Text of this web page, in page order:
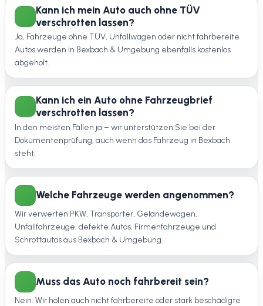
Kann ich mein Auto auch ohne TÜV
verschrotten lassen?
Ja, Fahrzeuge ohne TÜV, Unfallwagen oder nicht fahrbereite
Autos werden in Bexbach & Umgebung ebenfalls kostenlos
abgeholt.
Kann ich ein Auto ohne Fahrzeugbrief
verschrotten lassen?
In den meisten Fällen ja – wir unterstützen Sie bei der
Dokumentenprüfung, auch wenn das Fahrzeug in Bexbach
steht.
Welche Fahrzeuge werden angenommen?
Wir verwerten PKW, Transporter, Geländewagen,
Unfallfahrzeuge, defekte Autos, Firmenfahrzeuge und
Schrottautos aus Bexbach & Umgebung.
Muss das Auto noch fahrbereit sein?
Nein. Wir holen auch nicht fahrbereite oder stark beschädigte